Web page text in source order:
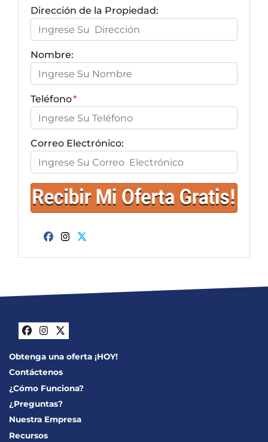
Dirección de la Propiedad:
Nombre:
Teléfono*
Correo Electrónico:
Facebook
Facebook
Instagram
Twitter
Obtenga una oferta ¡HOY!
Contáctenos
¿Cómo Funciona?
¿Preguntas?
Nuestra Empresa
Recursos